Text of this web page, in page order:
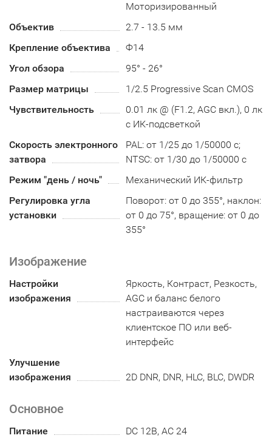
Моторизированный
Объектив
2.7 - 13.5 мм
Крепление объектива
Ф14
Угол обзора
95° - 26°
Размер матрицы
1/2.5 Progressive Scan CMOS
Чувствительность
0.01 лк @ (F1.2, AGC вкл.), 0 лк
с ИК-подсветкой
Скорость электронного
затвора
PAL: от 1/25 до 1/50000 с;
NTSC: от 1/30 до 1/50000 с
Режим "день / ночь"
Механический ИК-фильтр
Регулировка угла
установки
Поворот: от 0 до 355°, наклон:
от 0 до 75°, вращение: от 0 до
355°
Изображение
Настройки
изображения
Яркость, Контраст, Резкость,
AGC и баланс белого
настраиваются через
клиентское ПО или веб-
интерфейс
Улучшение
изображения
2D DNR, DNR, HLC, BLC, DWDR
Основное
Питание DC 12В, AC 24